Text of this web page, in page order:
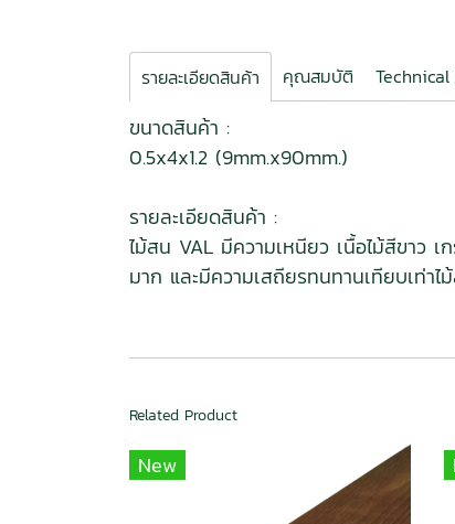
รายละเอียดสินค้า คุณสมบัติ
ขนาดสินค้า :
0.5x4x1.2 (9mm.x90mm.)
รายละเอียดสินค้า :
ไม้สน VAL มีความเหนียว เนื้อไม้สีขาว
มาก และมีความเสถียรทนทานเทียบเท่าไ
Related Product
New